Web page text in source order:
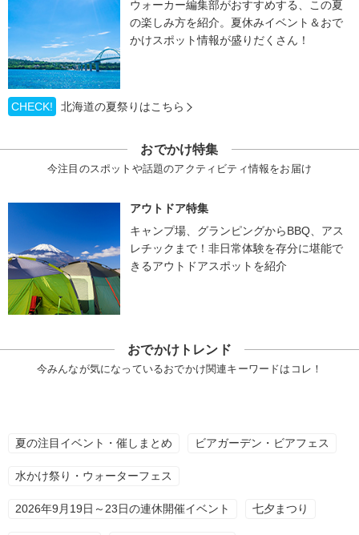
ウォーカー編集部がおすすめする、この夏
の楽しみ方を紹介。夏休みイベント＆おで
かけスポット情報が盛りだくさん！
CHECK! 北海道の夏祭りはこちら
おでかけ特集
今注目のスポットや話題のアクティビティ情報をお届け
アウトドア特集
キャンプ場、グランピングからBBQ、アス
レチックまで！非日常体験を存分に堪能で
きるアウトドアスポットを紹介
おでかけトレンド
今みんなが気になっているおでかけ関連キーワードはコレ！
夏の注目イベント・催しまとめ ビアガーデン・ビアフェス
水かけ祭り・ウォーターフェス
2026年9月19日～23日の連休開催イベント 七夕まつり